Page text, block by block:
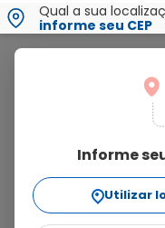
Qual a sua
informe seu CEP
Informe
Utilizar
Ordenar Por
relevância